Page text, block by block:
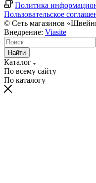
Политика
Пользовательское
© Сеть магазинов
Внедрение: Viasite
Найти
Каталог
По всему сайту
По каталогу